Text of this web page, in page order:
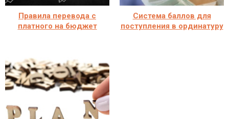
Правила перевода с
платного на бюджет
Система баллов для
поступления в ординатуру